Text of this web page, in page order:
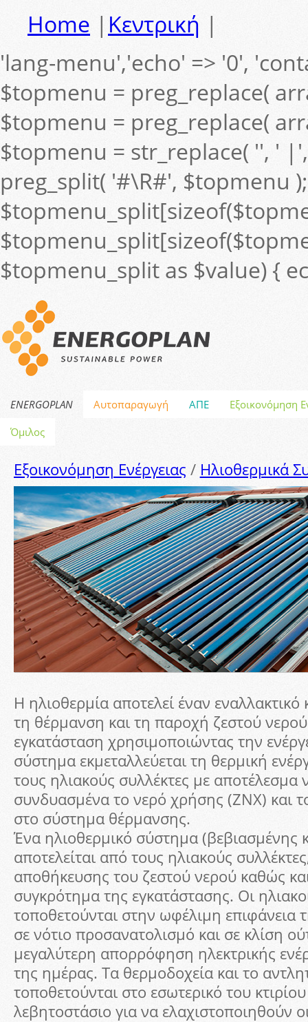
Home | Κεντρική |
'lang-menu','echo' => '0',
$topmenu = preg_replace(
$topmenu = preg_replace(
$topmenu = str_replace( '', '
preg_split( '#\R#', $topmenu );
$topmenu_split as $value) {
ENERGOPLAN Αυτοπαραγωγή ΑΠΕ
Εξοικονόμηση
Όμιλος
Εξοικονόμηση Ενέργειας / Ηλιοθερμικά
Η ηλιοθερμία αποτελεί έναν
τη θέρμανση και τη παροχή ζεστού
εγκατάσταση χρησιμοποιώντας την
σύστημα εκμεταλλεύεται τη θερμική
τους ηλιακούς συλλέκτες με αποτέλεσμα
συνδυασμένα το νερό χρήσης (ΖΝΧ) και
στο σύστημα θέρμανσης.
Ένα ηλιοθερμικό σύστημα (βεβιασμένης
αποτελείται από τους ηλιακούς
αποθήκευσης του ζεστού νερού καθώς
συγκρότημα της εγκατάστασης. Οι
τοποθετούνται στην ωφέλιμη επιφάνεια
σε νότιο προσανατολισμό και σε κλίση
μεγαλύτερη απορρόφηση ηλεκτρικής
της ημέρας. Τα θερμοδοχεία και το
τοποθετούνται στο εσωτερικό του
λεβητοστάσιο για να ελαχιστοποιηθούν